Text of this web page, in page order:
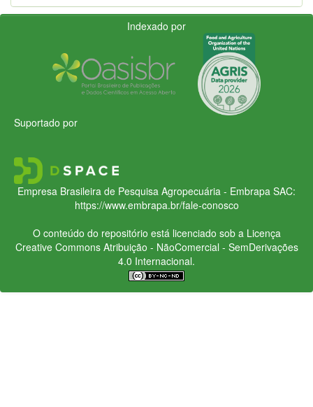
Indexado por
Suportado por
Empresa Brasileira de Pesquisa Agropecuária - Embrapa SAC:
https://www.embrapa.br/fale-conosco
O conteúdo do repositório está licenciado sob a Licença
Creative CommonsAtribuição - NãoComercial - SemDerivações
4.0 Internacional.